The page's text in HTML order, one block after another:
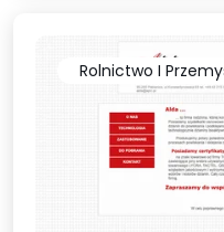
Rolnictwo I